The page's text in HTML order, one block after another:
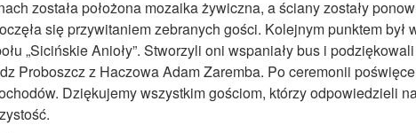
została położona mozaika żywiczna, a ściany zostały
się przywitaniem zebranych gości. Kolejnym punktem
„Sicińskie Anioły”. Stworzyli oni wspaniały bus i
Proboszcz z Haczowa Adam Zaremba. Po ceremonii
Dziękujemy wszystkim gościom, którzy odpowiedzieli